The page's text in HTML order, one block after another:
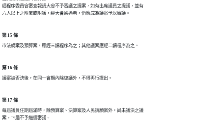
經程序委員會審查報請大會不予審議之提案，如有出席議員之提議，並有
六人以上之附署或附議，經大會通過者，仍應成為議案予以審議。
第 15 條
巿法規案及預算案，應經三讀程序為之；其他議案應經二讀程序為之。
第 16 條
議案被否決後，在同一會期內除復議外，不得再行提出。
第 17 條
每屆議員任期屆滿時，除預算案、決算案及人民請願案外，尚未議決之議
案，下屆不予繼續審議。